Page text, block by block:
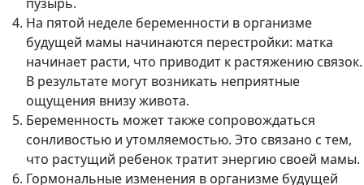
На пятой неделе беременности в организме
будущей мамы начинаются перестройки: матка
начинает расти, что приводит к растяжению связок.
В результате могут возникать неприятные
ощущения внизу живота.
Беременность может также сопровождаться
сонливостью и утомляемостью. Это связано с тем,
что растущий ребенок тратит энергию своей мамы.
Гормональные изменения в организме будущей